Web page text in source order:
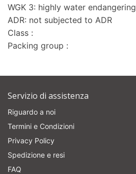
WGK 3: highly water endangering
ADR: not subjected to ADR
Class :
Packing group :
Servizio di assistenza
Riguardo a noi
Termini e Condizioni
Privacy Policy
Spedizione e resi
FAQ